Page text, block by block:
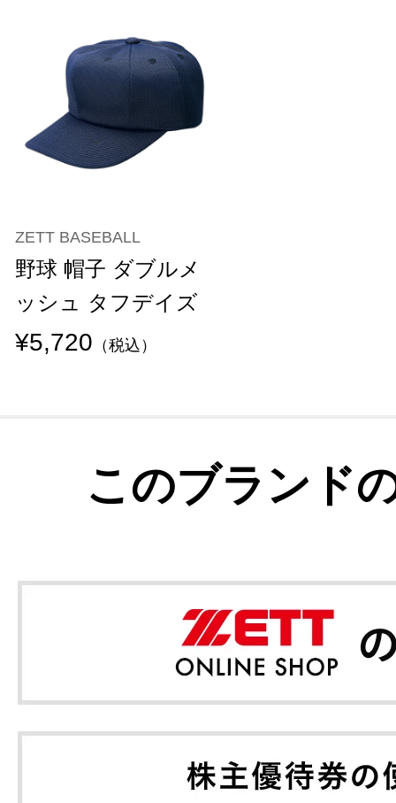
ZETT BASEBALL
野球 帽子 ダブルメ
ッシュ タフデイズ
¥5,720 （税込）
このブランド